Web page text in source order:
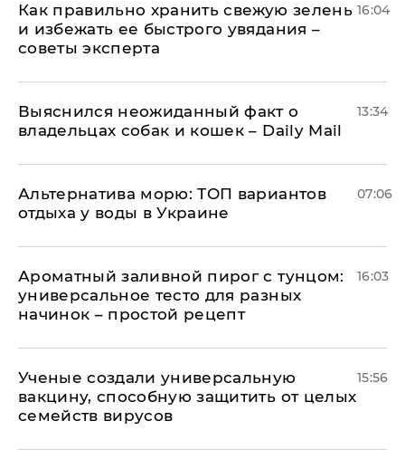
Как правильно хранить свежую зелень
и избежать ее быстрого увядания –
советы эксперта
16:04
Выяснился неожиданный факт о
владельцах собак и кошек – Daily Mail
13:34
Альтернатива морю: ТОП вариантов
отдыха у воды в Украине
07:06
Ароматный заливной пирог с тунцом:
универсальное тесто для разных
начинок – простой рецепт
16:03
Ученые создали универсальную
вакцину, способную защитить от целых
семейств вирусов
15:56